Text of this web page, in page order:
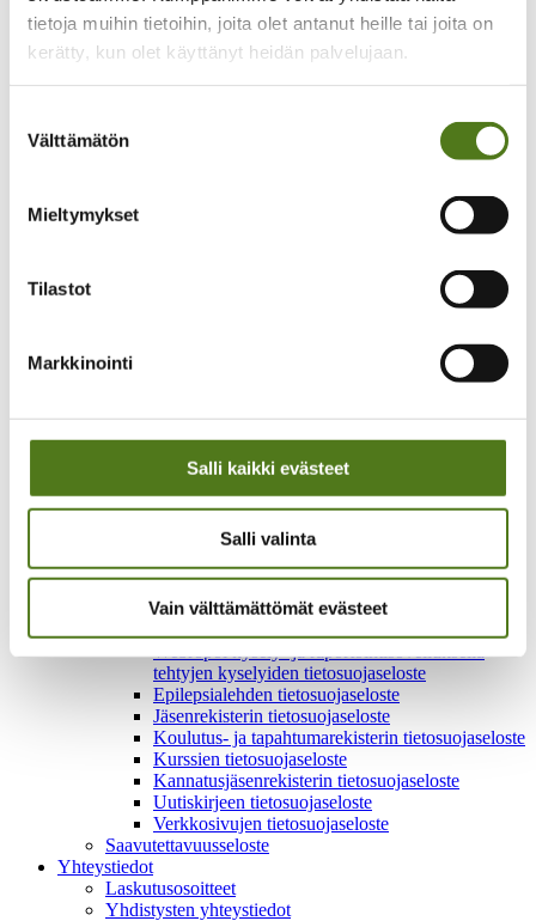
tietoja muihin tietoihin, joita olet antanut heille tai joita on
kerätty, kun olet käyttänyt heidän palvelujaan.
valinta
Välttämätön
Mieltymykset
Tilastot
Markkinointi
Salli kaikki evästeet
Salli valinta
Vain välttämättömät evästeet
Säännöt ja päätöksenteko
Liittokokous 2026
Epilepsialiitto ry säännöt
Vaikuttaminen ja yhteistyö
Vaikean epilepsian diagnostiikan ja hoidon
Talous
Lahjoita
Merkkipäivälahjoitus
Muistolahjoitus
Testamenttilahjoitus
Historiamateriaalia
Medialle
Toimitilaa vuokrattavana
tehtyjen kyselyiden tietosuojaseloste
Epilepsialehden tietosuojaseloste
Jäsenrekisterin tietosuojaseloste
Koulutus- ja tapahtumarekisterin tietosuojaseloste
Kurssien tietosuojaseloste
Kannatusjäsenrekisterin tietosuojaseloste
Uutiskirjeen tietosuojaseloste
Verkkosivujen tietosuojaseloste
Saavutettavuusseloste
Yhteystiedot
Laskutusosoitteet
Yhdistysten yhteystiedot